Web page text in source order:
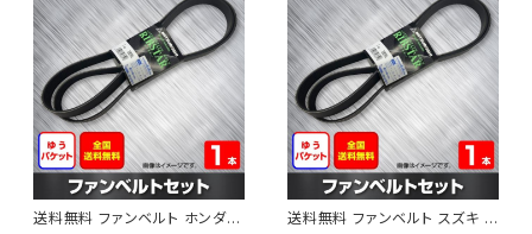
送料無料 ファンベルト ホンダ フ
送料無料 ファンベルト スズキ ス